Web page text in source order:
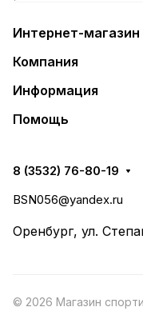
Интернет-магазин
Компания
Информация
Помощь
8 (3532) 76-80-19
BSN056@yandex.ru
Оренбург, ул.
© 2026 Магазин